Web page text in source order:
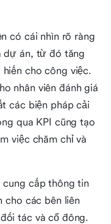
có cái nhìn rõ ràng
dự án, từ đó tăng
cho công việc.
nhân viên đánh giá
các biện pháp cải
qua KPI cũng tạo
việc chăm chỉ và
cung cấp thông tin
cho các bên liên
tác và cổ đông.